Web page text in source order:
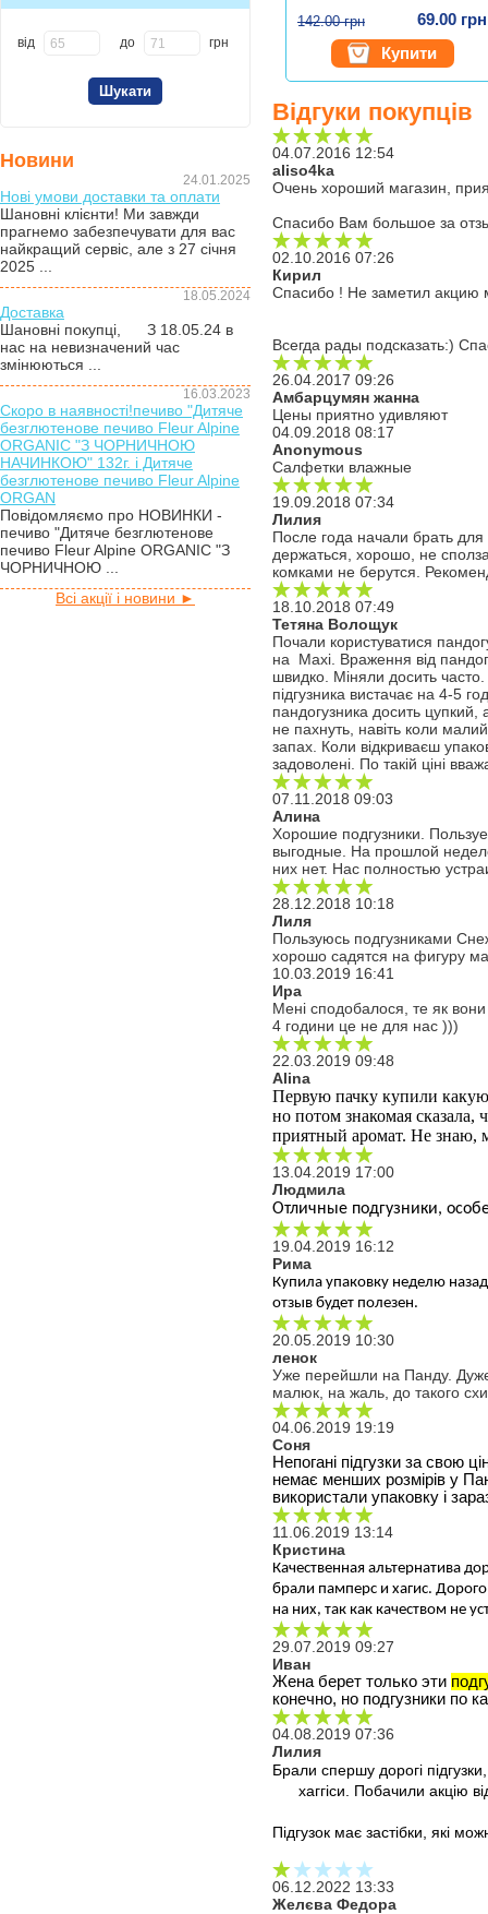
від до грн
Новини
24.01.2025
Нові умови доставки та оплати
Шановні клієнти! Ми завжди
прагнемо забезпечувати для вас
найкращий сервіс, але з 27 січня
2025 ...
18.05.2024
Доставка
Шановні покупці, З 18.05.24 в
нас на невизначений час
змінюються ...
16.03.2023
Скоро в наявності!печиво "Дитяче
безглютенове печиво Fleur Alpine
ORGANIC "З ЧОРНИЧНОЮ
НАЧИНКОЮ" 132г. і Дитяче
безглютенове печиво Fleur Alpine
ORGAN
Повідомляємо про НОВИНКИ -
печиво "Дитяче безглютенове
печиво Fleur Alpine ORGANIC "З
ЧОРНИЧНОЮ ...
Всі акції і новини ►
142.00 грн
69.00 грн
Купити
Відгуки покупців
04.07.2016 12:54
aliso4ka
Очень хороший магазин,
Спасибо Вам большое за
02.10.2016 07:26
Кирил
Спасибо ! Не заметил акцию
Всегда рады подсказать:)
26.04.2017 09:26
Амбарцумян жанна
Цены приятно удивляют
04.09.2018 08:17
Anonymous
Салфетки влажные
19.09.2018 07:34
Лилия
После года начали брать
держаться, хорошо, не
комками не берутся.
18.10.2018 07:49
Тетяна Волощук
Почали користуватися
на Maxi. Враження від
швидко. Міняли досить
підгузника вистачає на 4-5
пандогузника досить цупкий,
не пахнуть, навіть коли
запах. Коли відкриваєш
задоволені. По такій ціні
07.11.2018 09:03
Алина
Хорошие подгузники.
выгодные. На прошлой
них нет. Нас полностью
28.12.2018 10:18
Лиля
Пользуюсь подгузниками
хорошо садятся на фигуру
10.03.2019 16:41
Ира
Мені сподобалося, те як
4 години це не для нас )))
22.03.2019 09:48
Alina
Первую пачку купили
но потом знакомая сказала,
приятный аромат. Не знаю,
13.04.2019 17:00
Людмила
Отличные подгузники,
19.04.2019 16:12
Рима
Купила упаковку неделю
отзыв будет полезен.
20.05.2019 10:30
ленок
Уже перейшли на Панду. Дуже
малюк, на жаль, до такого
04.06.2019 19:19
Соня
Непогані підгузки за свою
немає менших розмірів у
використали упаковку і
11.06.2019 13:14
Кристина
Качественная альтернатива
брали памперс и хагис.
на них, так как качеством не
29.07.2019 09:27
Иван
Жена берет только эти
конечно, но подгузники по
04.08.2019 07:36
Лилия
Брали спершу дорогі
хаггіси. Побачили акцію
Підгузок має застібки, які
06.12.2022 13:33
Желєва Федора